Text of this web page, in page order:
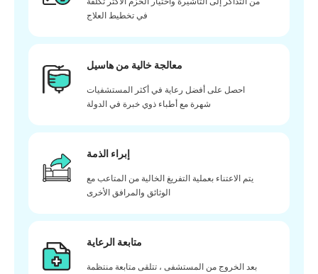
في تخطيط العلاج
معالجة خالية من هاسيل
احصل على أفضل رعاية في أكثر المستشفيات
شهرة مع أطباء ذوي خبرة في الدولة
إبراء الذمة
يتم الاعتناء بعملية التفريغ الخالية من المتاعب مع
الوثائق والمرافق الأخرى
متابعة الرعاية
بعد الخروج من المستشفى ، تتلقى متابعة منتظمة